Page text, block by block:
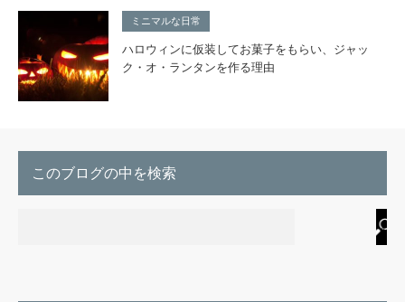
ミニマルな日常
ハロウィンに仮装してお菓子をもらい、ジャッ
ク・オ・ランタンを作る理由
このブログの中を検索